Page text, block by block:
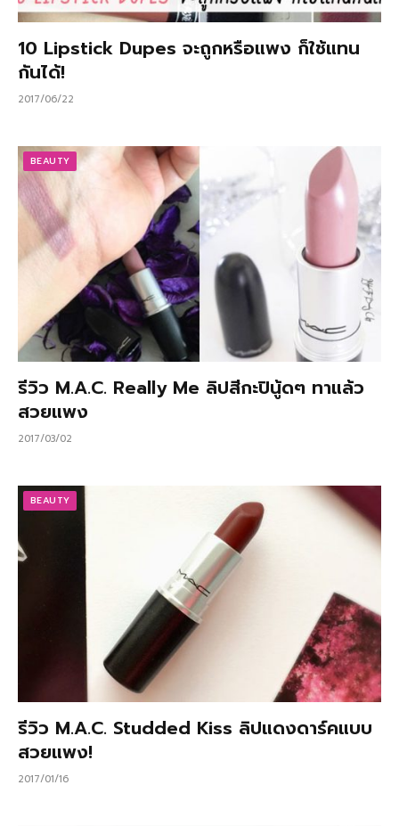
10 Lipstick Dupes จะถูกหรือแพง ก็ใช้แทน
กันได้!
2017/06/22
BEAUTY
รีวิว M.A.C. Really Me ลิปสีกะปินู้ดๆ ทาแล้ว
สวยแพง
2017/03/02
BEAUTY
รีวิว M.A.C. Studded Kiss ลิปแดงดาร์คแบบ
สวยแพง!
2017/01/16